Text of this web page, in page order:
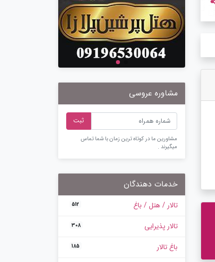
مشاوره عروسی
ثبت
مشاورین ما در کوتاه ترین زمان با شما تماس
میگیرند .
خدمات دهندگان
تالار / هتل / باغ 512
تالار پذیرایی 308
باغ تالار 185